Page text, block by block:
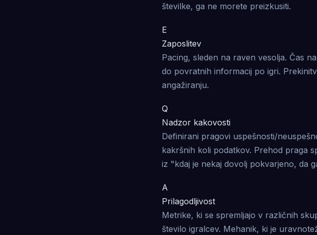
številke, ga ne morete preizkusiti.
E
Zaposlitev
Pacing, sleden na raven vesolja. Čas
do povratnih informacij po igri.
angažiranju.
Q
Nadzor kakovosti
Definirani pragovi uspešnosti/
kakršnih koli podatkov. Prehod praga
iz "kdaj je nekaj dovolj pokvarjeno, da
A
Prilagodljivost
Metrike, ki se spremljajo v različnih
število igralcev. Mehanik, ki je